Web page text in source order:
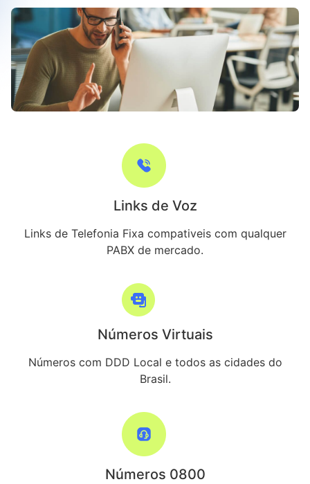
Links de Voz
Links de Telefonia Fixa compativeis com qualquer
PABX de mercado.
Números Virtuais
Números com DDD Local e todos as cidades do
Brasil.
Números 0800